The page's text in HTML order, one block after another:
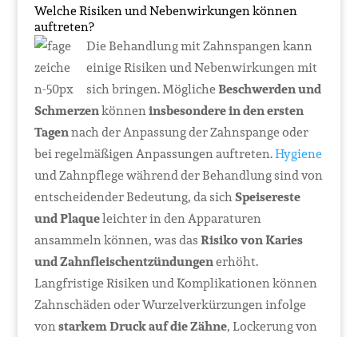
Welche Risiken und Nebenwirkungen können
auftreten?
Die Behandlung mit Zahnspangen kann
einige Risiken und Nebenwirkungen mit
sich bringen. Mögliche Beschwerden und
Schmerzenkönneninsbesondere in den ersten
Tagennach der Anpassung der Zahnspange oder
bei regelmäßigen Anpassungen auftreten.Hygiene
und Zahnpflege während der Behandlung sind von
entscheidender Bedeutung, da sichSpeisereste
und Plaqueleichter in den Apparaturen
ansammeln können, was dasRisiko von Karies
und Zahnfleischentzündungenerhöht.
Langfristige Risiken und Komplikationen können
Zahnschäden oder Wurzelverkürzungen infolge
vonstarkem Druck auf die Zähne, Lockerung von